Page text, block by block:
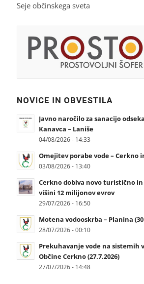
Seje občinskega sveta
NOVICE IN OBVESTILA
Javno naročilo za sanacijo
Kanavca – Laniše
04/08/2026 - 14:33
Omejitev porabe vode – Cerkno
03/08/2026 - 13:40
Cerkno dobiva novo turistično in
višini 12 milijonov evrov
29/07/2026 - 16:50
Motena vodooskrba – Planina
28/07/2026 - 00:10
Prekuhavanje vode na sistemih
Občine Cerkno (27.7.2026)
27/07/2026 - 14:48